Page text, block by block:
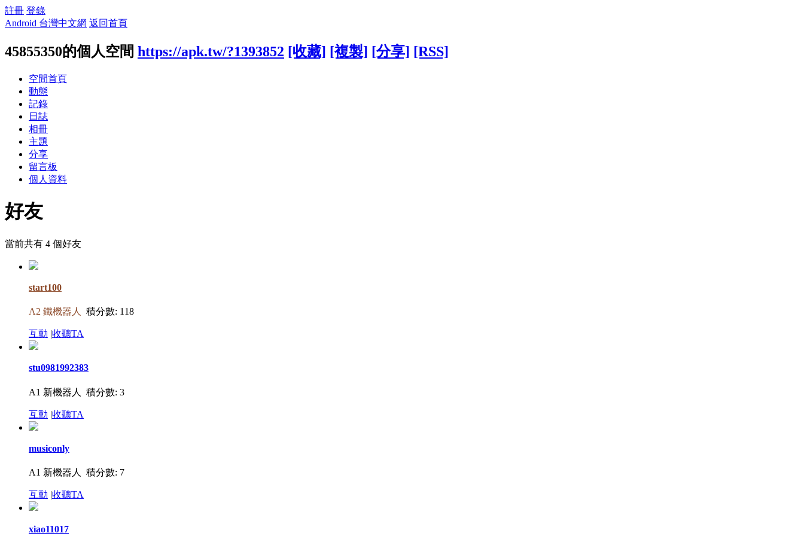
註冊 登錄
Android 台灣中文網 返回首頁
45855350的個人空間 https://apk.tw/?1393852 [收藏] [複製] [分享] [RSS]
空間首頁
動態
記錄
日誌
相冊
主題
分享
留言板
個人資料
好友
當前共有 4 個好友
start100
A2 鐵機器人 積分數: 118
互動 |收聽TA
stu0981992383
A1 新機器人 積分數: 3
互動 |收聽TA
musiconly
A1 新機器人 積分數: 7
互動 |收聽TA
xiao11017